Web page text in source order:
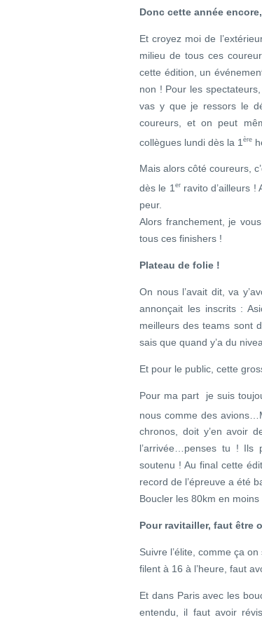
Donc cette année
Et croyez moi de
milieu de tous ces
cette édition, un
non ! Pour les
vas y que je ressors le
coureurs, et on peut
collègues lundi dès la 1 ère
Mais alors côté coureurs,
dès le 1 erravito d’ailleurs !
peur.
Alors franchement, je
tous ces finishers !
Plateau de folie !
On nous l’avait dit, va
annonçait les inscrits :
meilleurs des teams sont
sais que quand y’a du
Et pour le public, cette
Pour ma part je suis
nous comme des
chronos, doit y’en avoir
l’arrivée…penses tu ! Ils
soutenu ! Au final cette
record de l’épreuve a été
Boucler les 80km en
Pour ravitailler, faut être
Suivre l’élite, comme ça
filent à 16 à l’heure, faut
Et dans Paris avec les
entendu, il faut avoir